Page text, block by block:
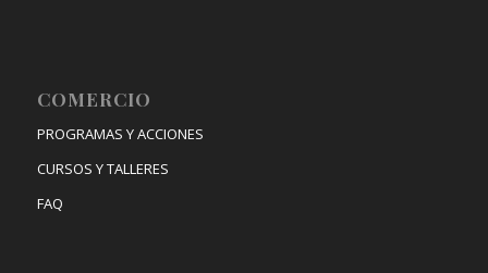
COMERCIO
PROGRAMAS Y ACCIONES
CURSOS Y TALLERES
FAQ